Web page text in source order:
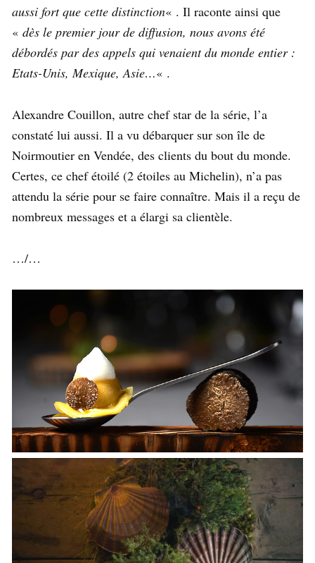
aussi fort que cette distinction« . Il raconte ainsi que
« dès le premier jour de diffusion, nous avons été
débordés par des appels qui venaient du monde entier :
Etats-Unis, Mexique, Asie…« .
Alexandre Couillon, autre chef star de la série, l’a
constaté lui aussi. Il a vu débarquer sur son île de
Noirmoutier en Vendée, des clients du bout du monde.
Certes, ce chef étoilé (2 étoiles au Michelin), n’a pas
attendu la série pour se faire connaître. Mais il a reçu de
nombreux messages et a élargi sa clientèle.
…/…